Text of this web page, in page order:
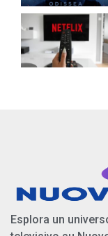
Esplora un